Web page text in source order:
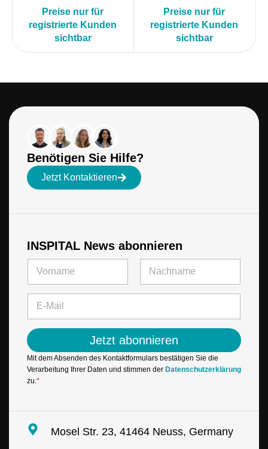
Preise nur für
registrierte Kunden
sichtbar
Preise nur für
registrierte Kunden
sichtbar
Benötigen Sie Hilfe?
Jetzt Kontaktieren
INSPITAL News abonnieren
m
M
a
i
l
*
Jetzt abonnieren
Mit dem Absenden des Kontaktformulars bestätigen Sie die
Verarbeitung Ihrer Daten und stimmen der Datenschutzerklärung
zu.*
Mosel Str. 23, 41464 Neuss, Germany